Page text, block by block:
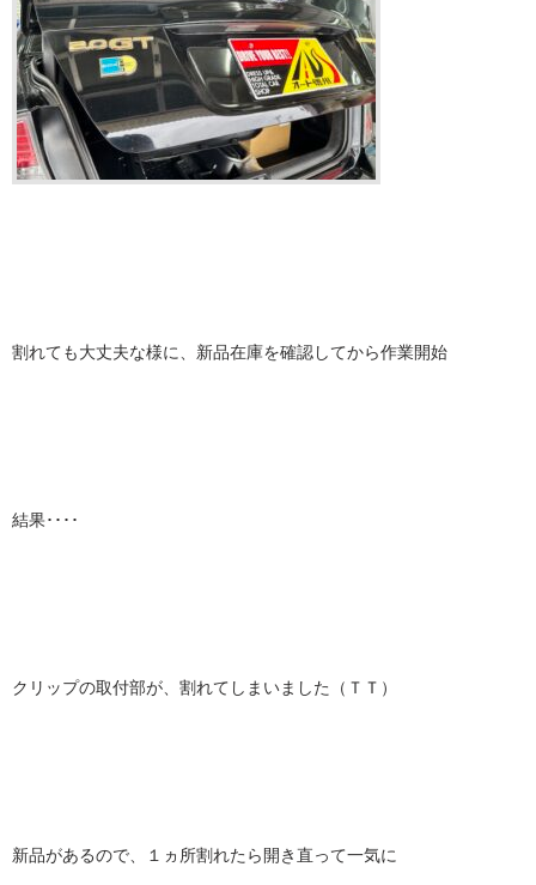
割れても大丈夫な様に、新品在庫を確認してから作業開始
結果････
クリップの取付部が、割れてしまいました（ＴＴ）
新品があるので、１ヵ所割れたら開き直って一気に